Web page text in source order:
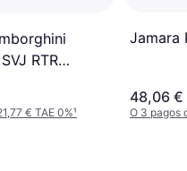
RTR
€ TAE 0%¹
Jamara
48,06 €
O 3 pagos